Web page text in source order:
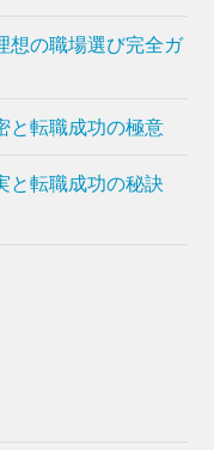
想の職場選び完全ガ
と転職成功の極意
と転職成功の秘訣